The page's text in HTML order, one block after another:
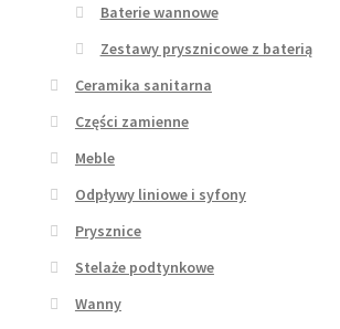
Baterie wannowe
Zestawy prysznicowe z baterią
Ceramika sanitarna
Części zamienne
Meble
Odpływy liniowe i syfony
Prysznice
Stelaże podtynkowe
Wanny